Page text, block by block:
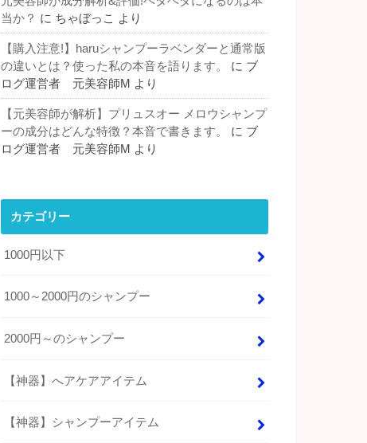
当か？ に ちゃぼっこ より
【購入注意!】haruシャンプーラベンダーと通常版
の違いとは？使った私の本音を語ります。
に ブ
ログ運営者 元美容師M より
【元美容師が解析】プリュスオー メロウシャンプ
ーの成分はどんな特徴？本音で書きます。
に ブ
ログ運営者 元美容師M より
カテゴリー
1000円以下
1000～2000円のシャンプー
2000円～のシャンプー
【神器】へアケアアイテム
【神器】シャンプーアイテム